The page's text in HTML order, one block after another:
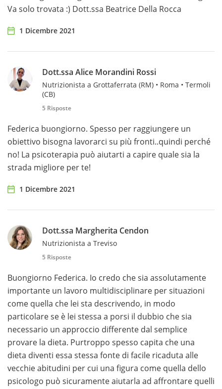
Va solo trovata :) Dott.ssa Beatrice Della Rocca
1 Dicembre 2021
Dott.ssa Alice Morandini Rossi
Nutrizionista a Grottaferrata (RM) • Roma • Termoli
(CB)
5 Risposte
Federica buongiorno. Spesso per raggiungere un
obiettivo bisogna lavorarci su più fronti..quindi perché
no! La psicoterapia può aiutarti a capire quale sia la
strada migliore per te!
1 Dicembre 2021
Dott.ssa Margherita Cendon
Nutrizionista a Treviso
5 Risposte
Buongiorno Federica. Io credo che sia assolutamente
importante un lavoro multidisciplinare per situazioni
come quella che lei sta descrivendo, in modo
particolare se è lei stessa a porsi il dubbio che sia
necessario un approccio differente dal semplice
provare la dieta. Purtroppo spesso capita che una
dieta diventi essa stessa fonte di facile ricaduta alle
vecchie abitudini per cui una figura come quella dello
psicologo può sicuramente aiutarla ad affrontare quelli